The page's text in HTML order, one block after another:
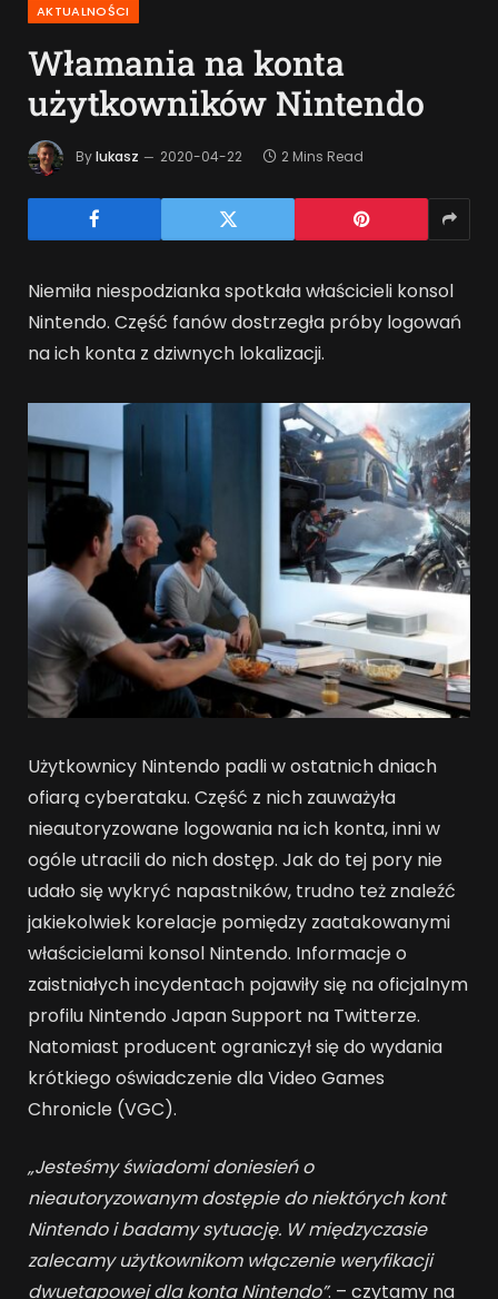
AKTUALNOŚCI
Włamania na konta
użytkowników Nintendo
Bylukasz 2020-04-22 2 Mins Read
Niemiła niespodzianka spotkała właścicieli konsol
Nintendo. Część fanów dostrzegła próby logowań
na ich konta z dziwnych lokalizacji.
Użytkownicy Nintendo padli w ostatnich dniach
ofiarą cyberataku. Część z nich zauważyła
nieautoryzowane logowania na ich konta, inni w
ogóle utracili do nich dostęp. Jak do tej pory nie
udało się wykryć napastników, trudno też znaleźć
jakiekolwiek korelacje pomiędzy zaatakowanymi
właścicielami konsol Nintendo. Informacje o
zaistniałych incydentach pojawiły się na oficjalnym
profilu Nintendo Japan Support na Twitterze.
Natomiast producent ograniczył się do wydania
krótkiego oświadczenie dla Video Games
Chronicle (VGC).
„Jesteśmy świadomi doniesień o
nieautoryzowanym dostępie do niektórych kont
Nintendo i badamy sytuację. W międzyczasie
zalecamy użytkownikom włączenie weryfikacji
dwuetapowej dla konta Nintendo”. – czytamy na